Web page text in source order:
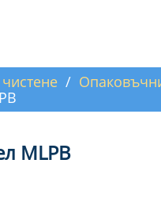
MLPB